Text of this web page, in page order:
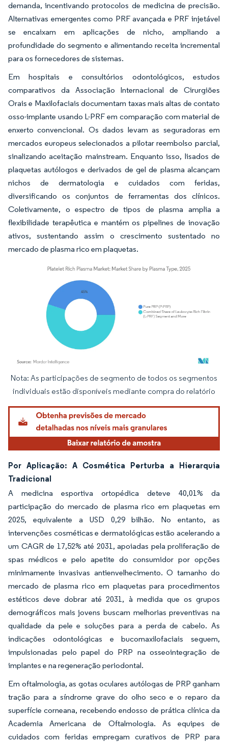
demanda, incentivando protocolos de medicina de precisão.
Alternativas emergentes como PRF avançada e PRF injetável
se encaixam em aplicações de nicho, ampliando a
profundidade do segmento e alimentando receita incremental
para os fornecedores de sistemas.
Em hospitais e consultórios odontológicos, estudos
comparativos da Associação Internacional de Cirurgiões
Orais e Maxilofaciais documentam taxas mais altas de contato
osso-implante usando L-PRF em comparação com material de
enxerto convencional. Os dados levam as seguradoras em
mercados europeus selecionados a pilotar reembolso parcial,
sinalizando aceitação mainstream. Enquanto isso, lisados de
plaquetas autólogos e derivados de gel de plasma alcançam
nichos de dermatologia e cuidados com feridas,
diversificando os conjuntos de ferramentas dos clínicos.
Coletivamente, o espectro de tipos de plasma amplia a
flexibilidade terapêutica e mantém os pipelines de inovação
ativos, sustentando assim o crescimento sustentado no
mercado de plasma rico em plaquetas.
Imagem © Mordor Intelligence. O reuso requer atribuição conforme CC BY 4.0.
Nota: As participações de segmento de todos os segmentos
individuais estão disponíveis mediante compra do relatório
Por Aplicação: A Cosmética Perturba a Hierarquia
Tradicional
A medicina esportiva ortopédica deteve 40,01% da
participação do mercado de plasma rico em plaquetas em
2025, equivalente a USD 0,29 bilhão. No entanto, as
intervenções cosméticas e dermatológicas estão acelerando a
um CAGR de 17,52% até 2031, apoiadas pela proliferação de
spas médicos e pelo apetite do consumidor por opções
minimamente invasivas antienvelhecimento. O tamanho do
mercado de plasma rico em plaquetas para procedimentos
estéticos deve dobrar até 2031, à medida que os grupos
demográficos mais jovens buscam melhorias preventivas na
qualidade da pele e soluções para a perda de cabelo. As
indicações odontológicas e bucomaxilofaciais seguem,
impulsionadas pelo papel do PRP na osseointegração de
implantes e na regeneração periodontal.
Em oftalmologia, as gotas oculares autólogas de PRP ganham
tração para a síndrome grave do olho seco e o reparo da
superfície corneana, recebendo endosso de prática clínica da
Academia Americana de Oftalmologia. As equipes de
cuidados com feridas empregam curativos de PRP para